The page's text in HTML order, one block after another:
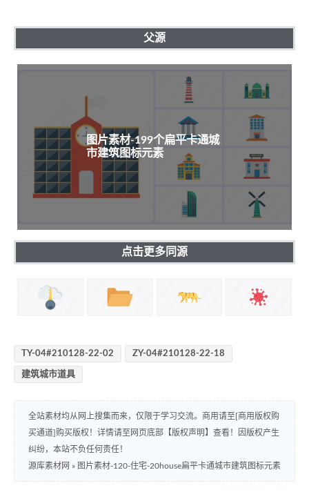
父源
图片素材-199个扁平卡通城
市建筑图标元素
点击更多同源
TY-04#210128-22-02 ZY-04#210128-22-18
建筑城市道具
全站素材均从网上搜集而来，仅限于学习交流。商用请至[商用版权购
买通道]购买版权！详情请至网页底部【版权声明】查看！因版权产生
纠纷，本站不负任何责任！
源库素材网 » 图片素材-120-住宅-20house扁平卡通城市建筑图标元素